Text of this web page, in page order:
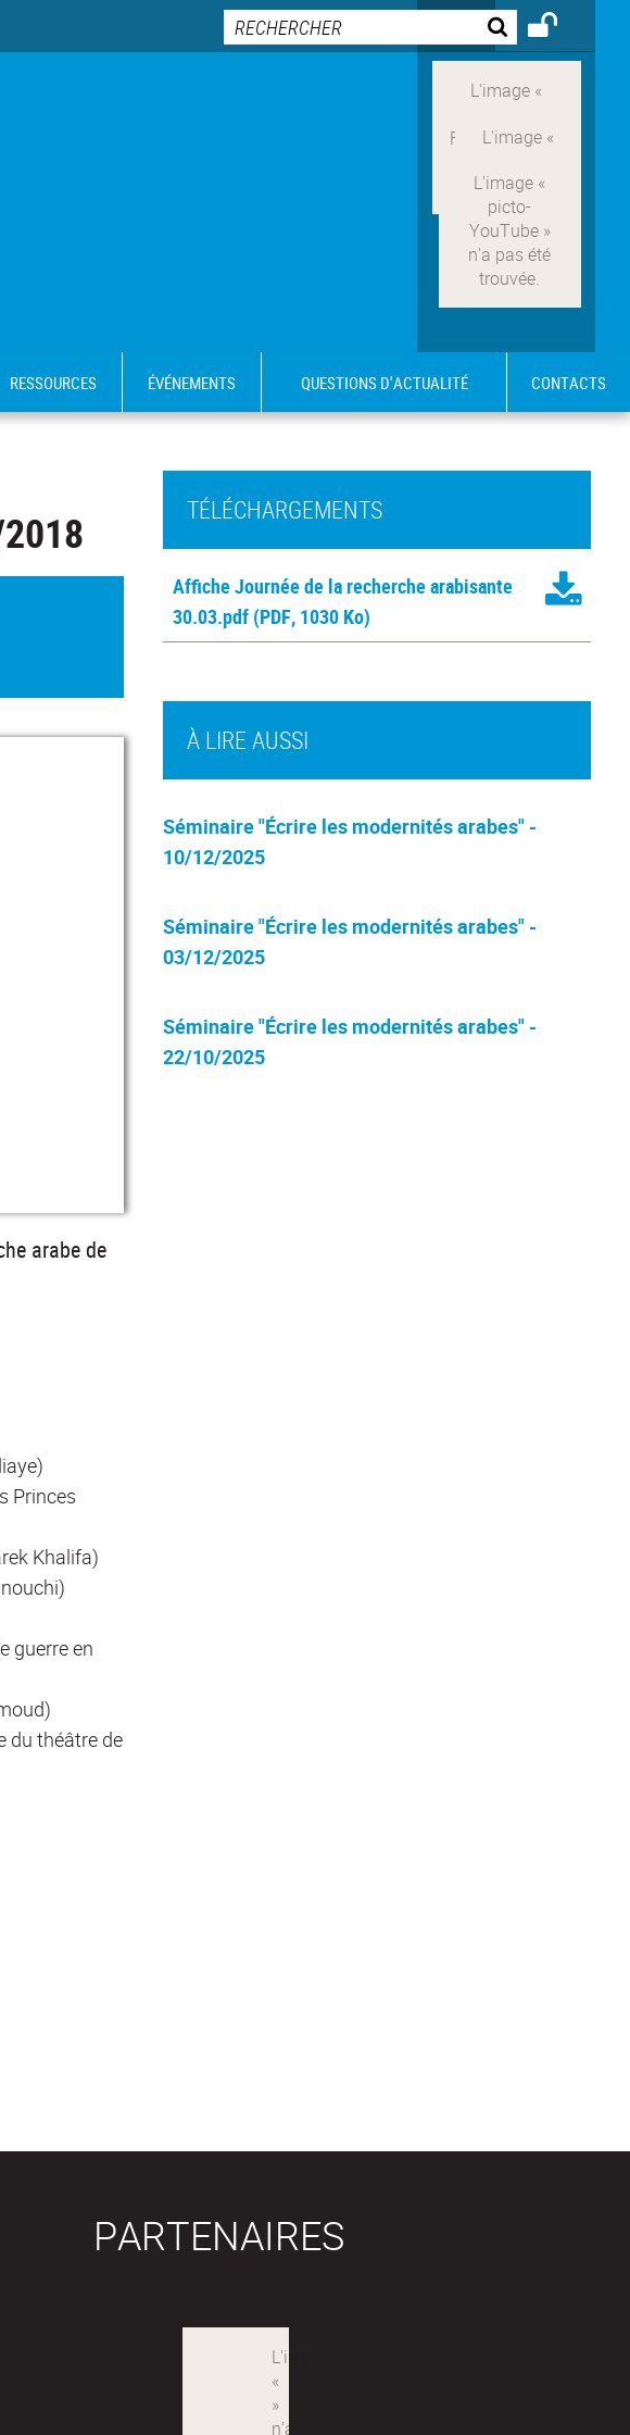
RESSOURCES ÉVÉNEMENTS QUESTIONS D'ACTUALITÉ CONTACTS
arabe de
Princes
Khalifa)
guerre en
du théâtre de
TÉLÉCHARGEMENTS
Affiche Journée de la recherche arabisante
30.03.pdf (PDF, 1030 Ko)
À LIRE AUSSI
Séminaire "Écrire les modernités arabes" -
10/12/2025
Séminaire "Écrire les modernités arabes" -
03/12/2025
Séminaire "Écrire les modernités arabes" -
22/10/2025
PARTENAIRES